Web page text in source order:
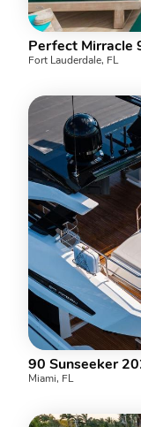
Perfect Mirracle
Fort Lauderdale, FL
90 Sunseeker
Miami, FL